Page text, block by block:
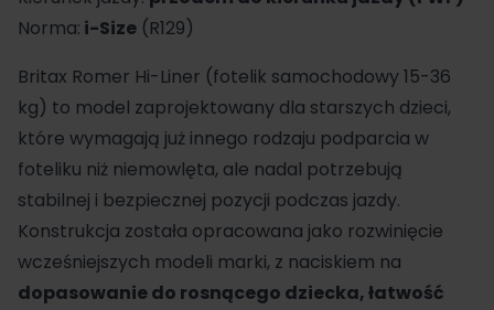
Norma: i-Size (R129)
Britax Romer Hi-Liner (fotelik samochodowy 15-36
kg) to model zaprojektowany dla starszych dzieci,
które wymagają już innego rodzaju podparcia w
foteliku niż niemowlęta, ale nadal potrzebują
stabilnej i bezpiecznej pozycji podczas jazdy.
Konstrukcja została opracowana jako rozwinięcie
wcześniejszych modeli marki, z naciskiem na
dopasowanie do rosnącego dziecka, łatwość